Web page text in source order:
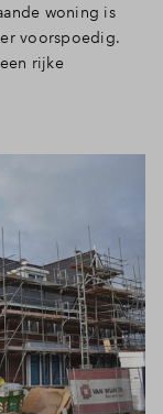
woning is
voorspoedig.
rijke